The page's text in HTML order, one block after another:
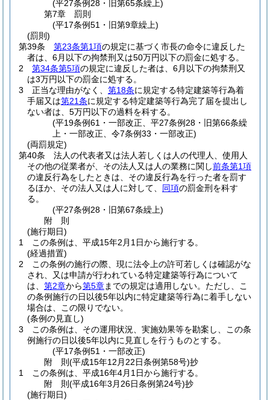
(平27条例28・旧第65条繰上)
第7章
罰則
(平17条例51・旧第9章繰上)
(罰則)
第39条
第23条第1項の規定に基づく市長の命令に違反した
者は、6月以下の拘禁刑又は50万円以下の罰金に処する。
2
第34条第5項の規定に違反した者は、6月以下の拘禁刑又
は3万円以下の罰金に処する。
3
正当な理由がなく、 第18条に規定する特定建築等行為着
手届又は第21条に規定する特定建築等行為完了届を提出し
ない者は、5万円以下の過料を科する。
(平19条例61・一部改正、平27条例28・旧第66条繰
上・一部改正、令7条例33・一部改正)
(両罰規定)
第40条
法人の代表者又は法人若しくは人の代理人、使用人
その他の従業者が、その法人又は人の業務に関し前条第1項
の違反行為をしたときは、その違反行為を行った者を罰す
るほか、その法人又は人に対して、 同項の罰金刑を科す
る。
(平27条例28・旧第67条繰上)
附 則
(施行期日)
1
この条例は、平成15年2月1日から施行する。
(経過措置)
2
この条例の施行の際、現に法令上の許可若しくは確認がな
され、又は申請が行われている特定建築等行為について
は、 第2章から第5章までの規定は適用しない。 ただし、こ
の条例施行の日以後5年以内に特定建築等行為に着手しない
場合は、この限りでない。
(条例の見直し)
3
この条例は、その運用状況、実施効果等を勘案し、この条
例施行の日以後5年以内に見直しを行うものとする。
(平17条例51・一部改正)
附 則(平成15年12月22日条例第58号)抄
1
この条例は、平成16年4月1日から施行する。
附 則(平成16年3月26日条例第24号)抄
(施行期日)